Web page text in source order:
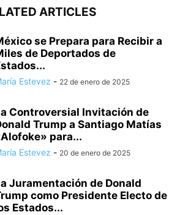
ARTICLES
se Prepara para Recibir a
de Deportados de
Estevez - 22 de enero de 2025
Controversial Invitación de
Trump a Santiago Matías
para...
Estevez - 20 de enero de 2025
Juramentación de Donald
como Presidente Electo de
Estados...